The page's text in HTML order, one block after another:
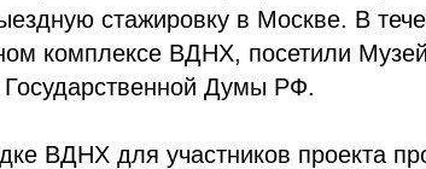
стажировку в Москве. В
комплексе ВДНХ, посетили
Государственной Думы РФ.
ВДНХ для участников проекта